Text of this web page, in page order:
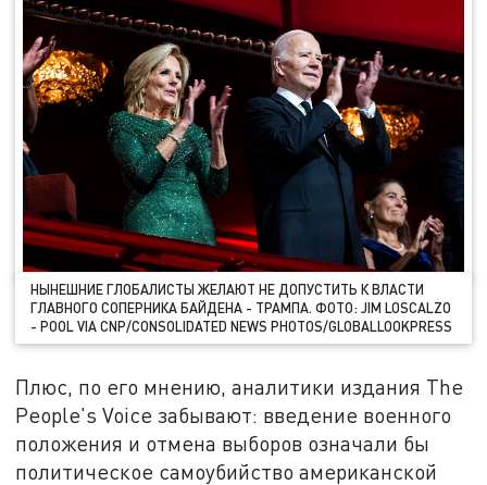
НЫНЕШНИЕ ГЛОБАЛИСТЫ ЖЕЛАЮТ НЕ ДОПУСТИТЬ К ВЛАСТИ
ГЛАВНОГО СОПЕРНИКА БАЙДЕНА - ТРАМПА. ФОТО: JIM LOSCALZO
- POOL VIA CNP/CONSOLIDATED NEWS PHOTOS/GLOBALLOOKPRESS
Плюс, по его мнению, аналитики издания The
People's Voice забывают: введение военного
положения и отмена выборов означали бы
политическое самоубийство американской